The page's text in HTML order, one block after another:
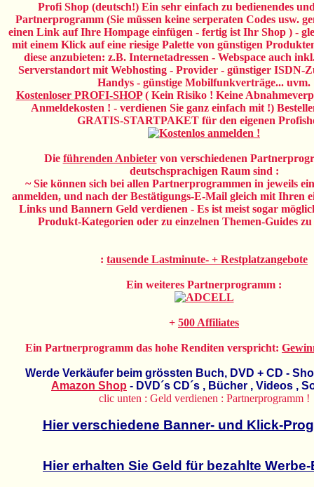
Profi Shop (deutsch!) Ein sehr einfach zu bedienendes
Partnerprogramm (Sie müssen keine serperaten Codes usw.
einen Link auf Ihre Hompage einfügen - fertig ist Ihr Shop ) -
mit einem Klick auf eine riesige Palette von günstigen
diese anzubieten: z.B. Internetadressen - Webspace auch
Serverstandort mit Webhosting - Provider - günstiger ISDN-
Handys - günstige Mobilfunkverträge... uvm.
Kostenloser PROFI-SHOP( Kein Risiko ! Keine
Anmeldekosten ! - verdienen Sie ganz einfach mit !)
GRATIS-STARTPAKET für den eigenen
Die führenden Anbietervon verschiedenen
deutschsprachigen Raum sind :
~ Sie können sich bei allen Partnerprogrammen in jeweils
anmelden, und nach der Bestätigungs-E-Mail gleich mit Ihren
Links und Bannern Geld verdienen - Es ist meist sogar
Produkt-Kategorien oder zu einzelnen Themen-Guides zu
: tausende Lastminute- + Restplatzangebote
Ein weiteres Partnerprogramm :
+ 500 Affiliates
Ein Partnerprogramm das hohe Renditen verspricht:
Werde Verkäufer beim grössten Buch, DVD + CD -
Amazon Shop - DVD´s CD´s , Bücher , Videos ,
clic unten : Geld verdienen : Partnerprogramm !
Hier verschiedene Banner- und Klick-
Hier erhalten Sie Geld für bezahlte Werbe-